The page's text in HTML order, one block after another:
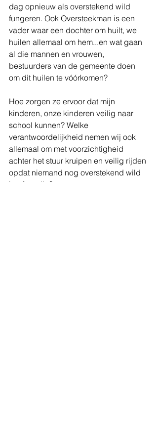
dag opnieuw als overstekend wild
fungeren. Ook Oversteekman is een
vader waar een dochter om huilt, we
huilen allemaal om hem...en wat gaan
al die mannen en vrouwen,
bestuurders van de gemeente doen
om dit huilen te vóórkomen?
Hoe zorgen ze ervoor dat mijn
kinderen, onze kinderen veilig naar
school kunnen? Welke
verantwoordelijkheid nemen wij ook
allemaal om met voorzichtigheid
achter het stuur kruipen en veilig rijden
opdat niemand nog overstekend wild
hoeft te zijn?